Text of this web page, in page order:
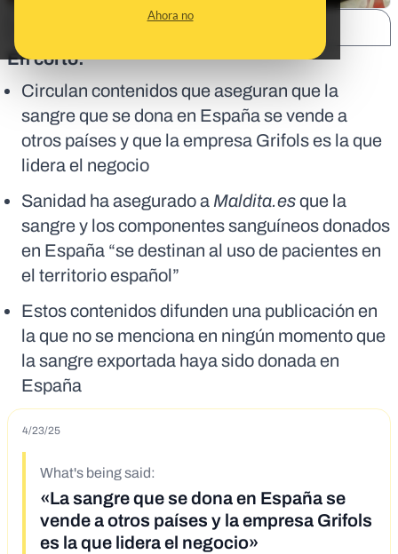
Ahora no
En corto:
Circulan contenidos que aseguran que la
sangre que se dona en España se vende a
otros países y que la empresa Grifols es la que
lidera el negocio
Sanidad ha asegurado a Maldita.esque la
sangre y los componentes sanguíneos donados
en España “se destinan al uso de pacientes en
el territorio español”
Estos contenidos difunden una publicación en
la que no se menciona en ningún momento que
la sangre exportada haya sido donada en
España
4/23/25
What's being said:
«La sangre que se dona en España se
vende a otros países y la empresa Grifols
es la que lidera el negocio»